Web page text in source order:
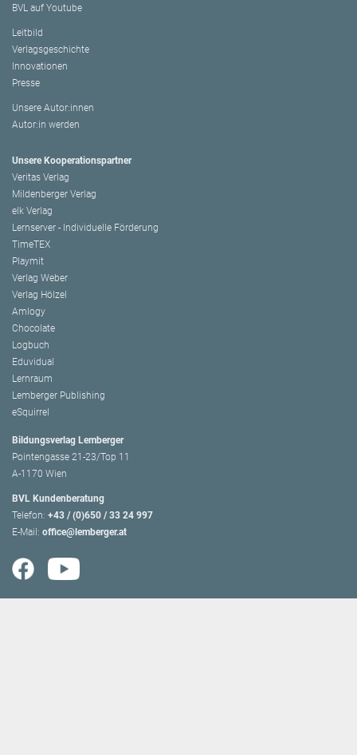
BVL auf Youtube
Leitbild
Verlagsgeschichte
Innovationen
Presse
Unsere Autor:innen
Autor:in werden
Unsere Kooperationspartner
Veritas Verlag
Mildenberger Verlag
elk Verlag
Lernserver - Individuelle Förderung
TimeTEX
Playmit
Verlag Weber
Verlag Hölzel
Amlogy
Chocolate
Logbuch
Eduvidual
Lernraum
Lemberger Publishing
eSquirrel
Bildungsverlag Lemberger
Pointengasse 21-23/Top 11
A-1170 Wien
BVL Kundenberatung
Telefon: +43 / (0)650 / 33 24 997
E-Mail: office@lemberger.at